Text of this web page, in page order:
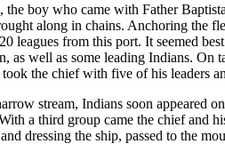
boy who came with Father
along in chains. Anchoring the
leagues from this port. It seemed
well as some leading Indians.
the chief with five of his leaders
stream, Indians soon appeared
a third group came the chief and
dressing the ship, passed to the